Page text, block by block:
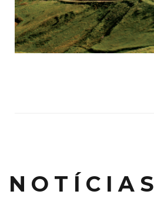
NOTÍCIAS